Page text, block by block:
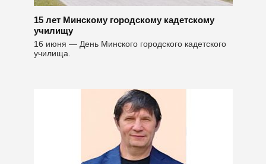
15 лет Минскому городскому кадетскому
училищу
16 июня — День Минского городского кадетского
училища.